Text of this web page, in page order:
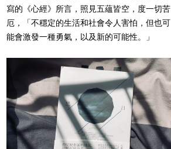
寫的《心經》所言，照見五蘊皆空，度一切苦
厄，「不穩定的生活和社會令人害怕，但也可
能會激發一種勇氣，以及新的可能性。」